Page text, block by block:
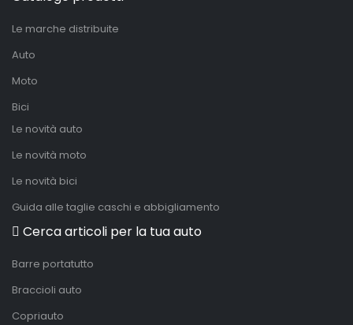
Le marche distribuite
Auto
Moto
Bici
Le novità auto
Le novità moto
Le novità bici
Guida alle taglie caschi e abbigliamento
Cerca articoli per la tua auto
Barre portatutto
Braccioli auto
Copriauto